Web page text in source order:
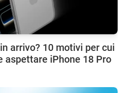
arrivo? 10 motivi per cui
aspettare iPhone 18 Pro